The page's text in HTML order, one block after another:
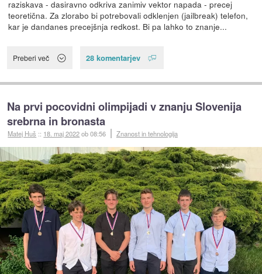
raziskava - dasiravno odkriva zanimiv vektor napada - precej
teoretična. Za zlorabo bi potrebovali odklenjen (jailbreak) telefon,
kar je dandanes precejšnja redkost. Bi pa lahko to znanje...
Preberi več 28 komentarjev
Na prvi pocovidni olimpijadi v znanju Slovenija
srebrna in bronasta
Matej Huš :: 18. maj 2022ob 08:56 Znanost in tehnologija